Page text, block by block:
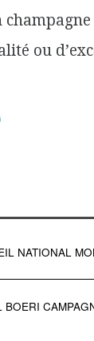
ou
NATIONAL
BOERI